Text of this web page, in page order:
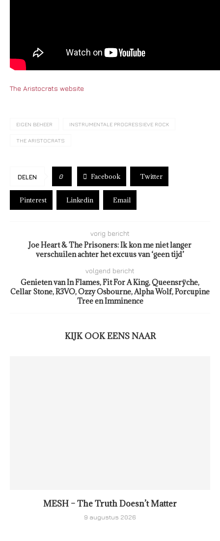
The Aristocrats website
EIGEN BEHEER INSTRUMENTALE PROGRESSIEVE ROCK
THE ARISTOCRATS
DELEN 0 Facebook Twitter
Pinterest Linkedin Email
vorig bericht
Joe Heart & The Prisoners: Ik kon me niet langer
verschuilen achter het excuus van ‘geen tijd’
volgend bericht
Genieten van In Flames, Fit For A King, Queensrÿche,
Cellar Stone, R3VO, Ozzy Osbourne, Alpha Wolf, Porcupine
Tree en Imminence
KIJK OOK EENS NAAR
MESH – The Truth Doesn’t Matter
9 augustus 2026